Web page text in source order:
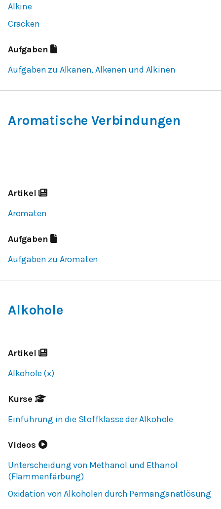
Alkine
Cracken
Aufgaben
Aufgaben zu Alkanen, Alkenen und Alkinen
Aromatische Verbindungen
Artikel
Aromaten
Aufgaben
Aufgaben zu Aromaten
Alkohole
Artikel
Alkohole (x)
Kurse
Einführung in die Stoffklasse der Alkohole
Videos
Unterscheidung von Methanol und Ethanol
(Flammenfärbung)
Oxidation von Alkoholen durch Permanganatlösung